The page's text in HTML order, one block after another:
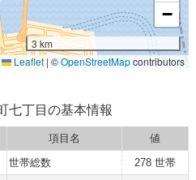
−
3 km
Leaflet | ©OpenStreetMapcontributors
七丁目の基本情報
項目名
値
世帯総数
278 世帯